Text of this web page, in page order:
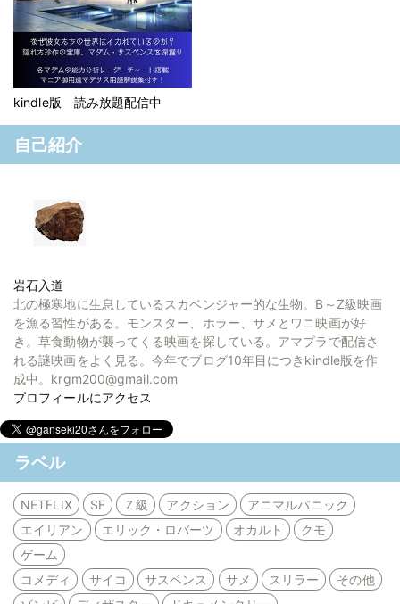
kindle版 読み放題配信中
自己紹介
岩石入道
北の極寒地に生息しているスカベンジャー的な生物。B～Z級映画
を漁る習性がある。モンスター、ホラー、サメとワニ映画が好
き。草食動物が襲ってくる映画を探している。アマプラで配信さ
れる謎映画をよく見る。今年でブログ10年目につきkindle版を作
成中。krgm200@gmail.com
プロフィールにアクセス
ラベル
NETFLIX SF Ｚ級 アクション
アニマルパニック
エイリアン
エリック・ロバーツ オカルト
クモ
ゲーム
コメディ
サイコ サスペンス サメ スリラー
その他